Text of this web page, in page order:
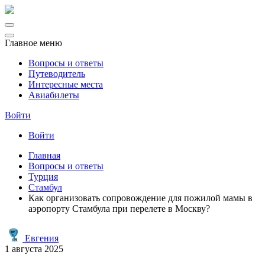
Главное меню
Вопросы и ответы
Путеводитель
Интересные места
Авиабилеты
Войти
Войти
Главная
Вопросы и ответы
Турция
Стамбул
Как организовать сопровождение для пожилой мамы в
аэропорту Стамбула при перелете в Москву?
Евгения
1 августа 2025